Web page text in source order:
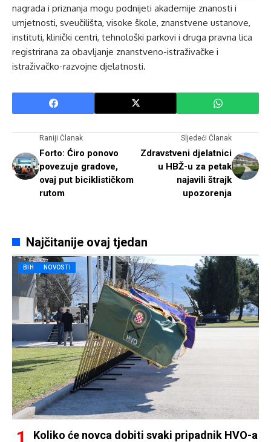
nagrada i priznanja mogu podnijeti akademije znanosti i
umjetnosti, sveučilišta, visoke škole, znanstvene ustanove,
instituti, klinički centri, tehnološki parkovi i druga pravna lica
registrirana za obavljanje znanstveno-istraživačke i
istraživačko-razvojne djelatnosti.
Raniji Članak
Forto: Ćiro ponovo
povezuje gradove,
ovaj put biciklističkom
rutom
Sljedeći Članak
Zdravstveni djelatnici
u HBŽ-u za petak
najavili štrajk
upozorenja
Najčitanije ovaj tjedan
BIH NOVOSTI
Koliko će novca dobiti svaki pripadnik HVO-a